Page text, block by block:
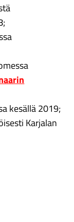
kesällä 2019;
Karjalan